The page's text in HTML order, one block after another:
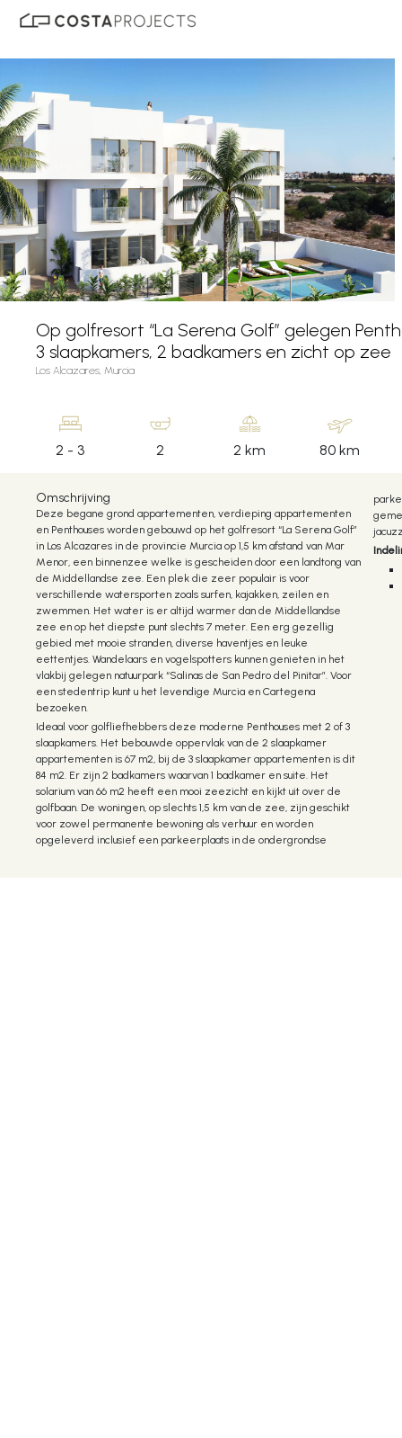
Op golfresort “La Serena Golf” gelegen
3 slaapkamers, 2 badkamers en zicht op zee
Los Alcazares, Murcia
2 - 3 2 2 km 80 km
Omschrijving
Deze begane grond appartementen, verdieping appartementen
en Penthouses worden gebouwd op het golfresort “La Serena Golf”
in Los Alcazares in de provincie Murcia op 1,5 km afstand van Mar
Menor, een binnenzee welke is gescheiden door een landtong van
de Middellandse zee. Een plek die zeer populair is voor
verschillende watersporten zoals surfen, kajakken, zeilen en
zwemmen. Het water is er altijd warmer dan de Middellandse
zee en op het diepste punt slechts 7 meter. Een erg gezellig
gebied met mooie stranden, diverse haventjes en leuke
eettentjes. Wandelaars en vogelspotters kunnen genieten in het
vlakbij gelegen natuurpark “Salinas de San Pedro del Pinitar”. Voor
een stedentrip kunt u het levendige Murcia en Cartegena
bezoeken.
Ideaal voor golfliefhebbers deze moderne Penthouses met 2 of 3
slaapkamers. Het bebouwde oppervlak van de 2 slaapkamer
appartementen is 67 m2, bij de 3 slaapkamer appartementen is dit
84 m2. Er zijn 2 badkamers waarvan 1 badkamer en suite. Het
solarium van 66 m2 heeft een mooi zeezicht en kijkt uit over de
golfbaan. De woningen, op slechts 1,5 km van de zee, zijn geschikt
voor zowel permanente bewoning als verhuur en worden
opgeleverd inclusief een parkeerplaats in de ondergrondse